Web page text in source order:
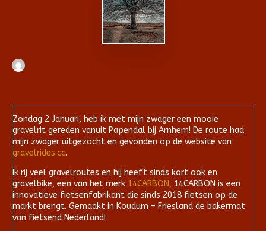
Zondag 2 Januari, heb ik met mijn zwager een mooie
gravelrit gereden vanuit Papendal bij Arnhem! De route had
mijn zwager uitgezocht en gevonden op de website van
gravelrides.cc.
Ik rij veel gravelroutes en hij heeft sinds kort ook en
gravelbike, een van het merk 14CARBON, 14CARBON is een
innovatieve fietsenfabrikant die sinds 2018 fietsen op de
markt brengt. Gemaakt in Koudum – Friesland de bakermat
van fietsend Nederland!